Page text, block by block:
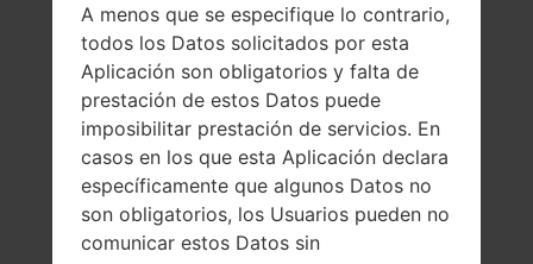
A menos que se especifique lo contrario,
todos los Datos solicitados por esta
Aplicación son obligatorios y falta de
prestación de estos Datos puede
imposibilitar prestación de servicios. En
casos en los que esta Aplicación declara
específicamente que algunos Datos no
son obligatorios, los Usuarios pueden no
comunicar estos Datos sin